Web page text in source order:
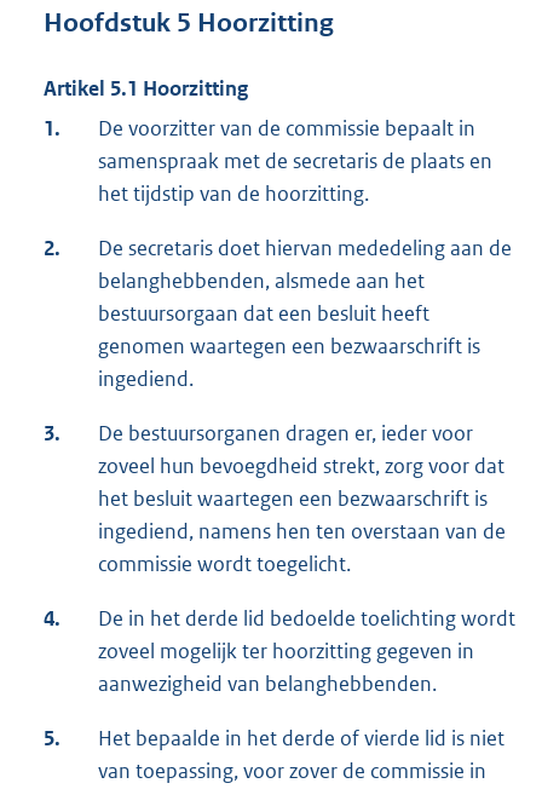
Hoofdstuk 5 Hoorzitting
Artikel 5.1 Hoorzitting
1.
De voorzitter van de commissie bepaalt in
samenspraak met de secretaris de plaats en
het tijdstip van de hoorzitting.
2.
De secretaris doet hiervan mededeling aan de
belanghebbenden, alsmede aan het
bestuursorgaan dat een besluit heeft
genomen waartegen een bezwaarschrift is
ingediend.
3.
De bestuursorganen dragen er, ieder voor
zoveel hun bevoegdheid strekt, zorg voor dat
het besluit waartegen een bezwaarschrift is
ingediend, namens hen ten overstaan van de
commissie wordt toegelicht.
4.
De in het derde lid bedoelde toelichting wordt
zoveel mogelijk ter hoorzitting gegeven in
aanwezigheid van belanghebbenden.
5.
Het bepaalde in het derde of vierde lid is niet
van toepassing, voor zover de commissie in